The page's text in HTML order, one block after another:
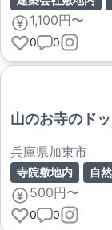
1,100円〜
0 0
山のお寺のド
兵庫県加東市
寺院敷地内 自
500円〜
0 0